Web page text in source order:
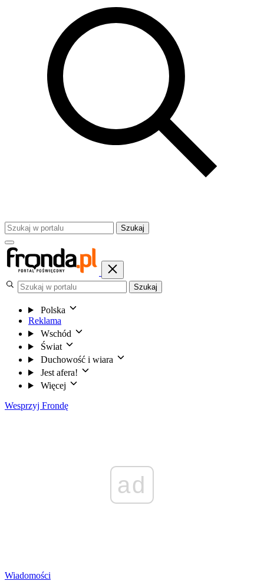
Szukaj
Szukaj
Polska
Reklama
Wschód
Świat
Duchowość i wiara
Jest afera!
Więcej
Wesprzyj Frondę
ad
Wiadomości